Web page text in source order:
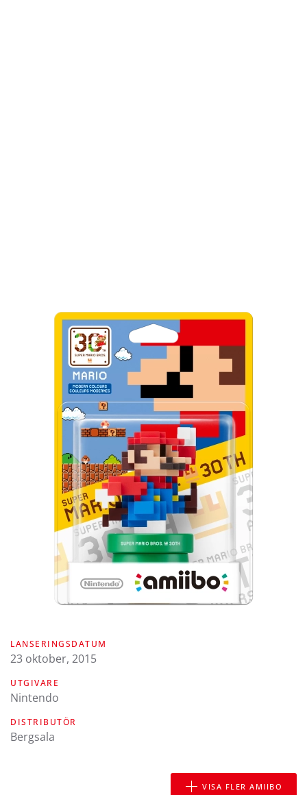
LANSERINGSDATUM
23 oktober, 2015
UTGIVARE
Nintendo
DISTRIBUTÖR
Bergsala
VISA FLER AMIIBO